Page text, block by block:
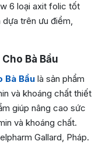
6 loại axit folic tốt
trên ưu điểm,
Bà Bầu
Bà Bầu là sản phẩm
và khoáng chất thiết
giúp nâng cao sức
và khoáng chất.
Gallard, Pháp.